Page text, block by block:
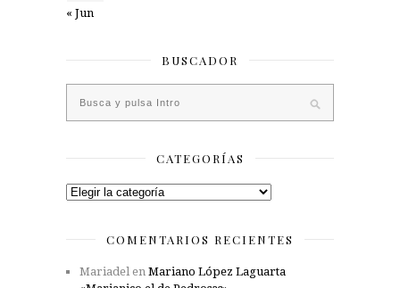
« Jun
BUSCADOR
CATEGORÍAS
Categorías
COMENTARIOS RECIENTES
Mariadel en Mariano López Laguarta